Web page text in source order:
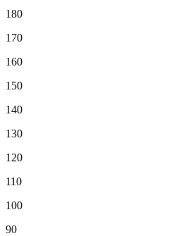
180
170
160
150
140
130
120
110
100
90